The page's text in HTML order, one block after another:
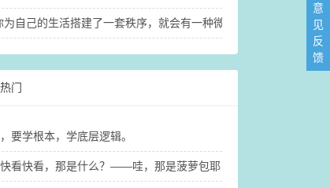
为自己的生活搭建了一套秩序，就会有一种微小又确定的稳定感。”
门
要学根本，学底层逻辑。
看快看，那是什么？​——哇，那是菠萝包耶！
意
见
反
馈